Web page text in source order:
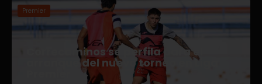
Premier
Correcaminos se perfila para el
arranque del nuevo torneo en Liga